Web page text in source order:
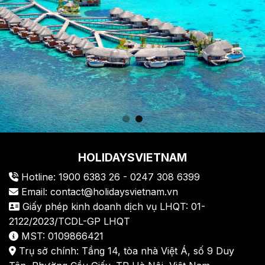
HOLIDAYSVIETNAM
Hotline: 1900 6383 26 - 0247 308 6399
Email: contact@holidaysvietnam.vn
Giấy phép kinh doanh dịch vụ LHQT: 01-
2122/2023/TCDL-GP LHQT
MST: 0109866421
Trụ sở chính: Tầng 14, tòa nhà Việt Á, số 9 Duy